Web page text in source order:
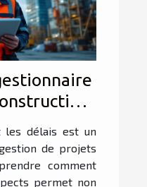
coûts et
?
les délais est un
de projets
comment
permet non